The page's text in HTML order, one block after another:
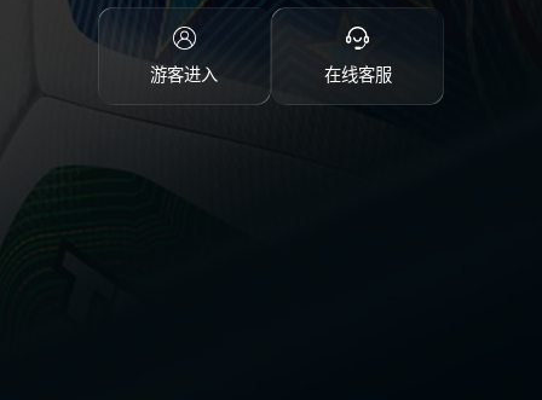
游客进入 在线客服